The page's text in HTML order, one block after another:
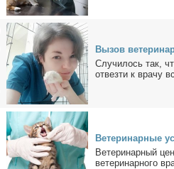
Вы­зов
Cлу­чи­лось так,
отвeзти к вpачу
Ве­те­ри­нар­ные
Ве­те­ри­нар­ный
ве­те­ри­нар­но­го